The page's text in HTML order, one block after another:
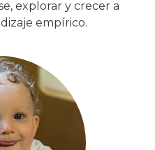
explorar y crecer a
empírico.